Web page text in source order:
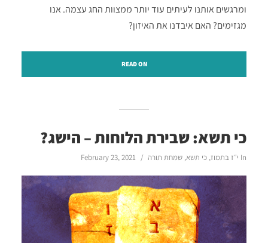
ומרגשים אותנו לעיתים עוד יותר ממצוות החג עצמה. אנו
מגזימים? האם איבדנו את האיזון?
READ ON
כי תשא: שבירת הלוחות – הישג?
In י״ז בתמוז, כי תשא, שמחת תורה February 23, 2021